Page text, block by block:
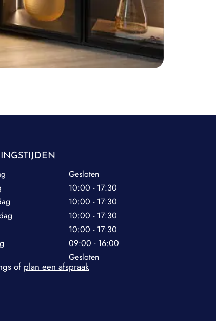
Gesloten
10:00 - 17:30
10:00 - 17:30
10:00 - 17:30
10:00 - 17:30
09:00 - 16:00
Gesloten
of plan een afspraak